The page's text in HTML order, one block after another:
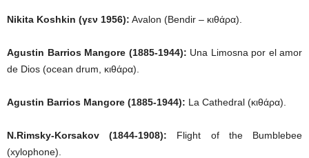
Nikita Koshkin (γεν 1956): Avalon (Bendir – κιθάρα).
Agustin Barrios Mangore (1885-1944): Una Limosna por el amor
de Dios (ocean drum, κιθάρα).
Agustin Barrios Mangore (1885-1944): La Cathedral (κιθάρα).
N.Rimsky-Korsakov (1844-1908): Flight of the Bumblebee
(xylophone).